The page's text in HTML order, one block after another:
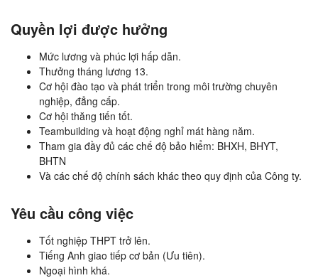
Quyền lợi được hưởng
Mức lương và phúc lợi hấp dẫn.
Thưởng tháng lương 13.
Cơ hội đào tạo và phát triển trong môi trường chuyên
nghiệp, đẳng cấp.
Cơ hội thăng tiến tốt.
Teambuilding và hoạt động nghỉ mát hàng năm.
Tham gia đầy đủ các chế độ bảo hiểm: BHXH, BHYT,
BHTN
Và các chế độ chính sách khác theo quy định của Công ty.
Yêu cầu công việc
Tốt nghiệp THPT trở lên.
Tiếng Anh giao tiếp cơ bản (Ưu tiên).
Ngoại hình khá.